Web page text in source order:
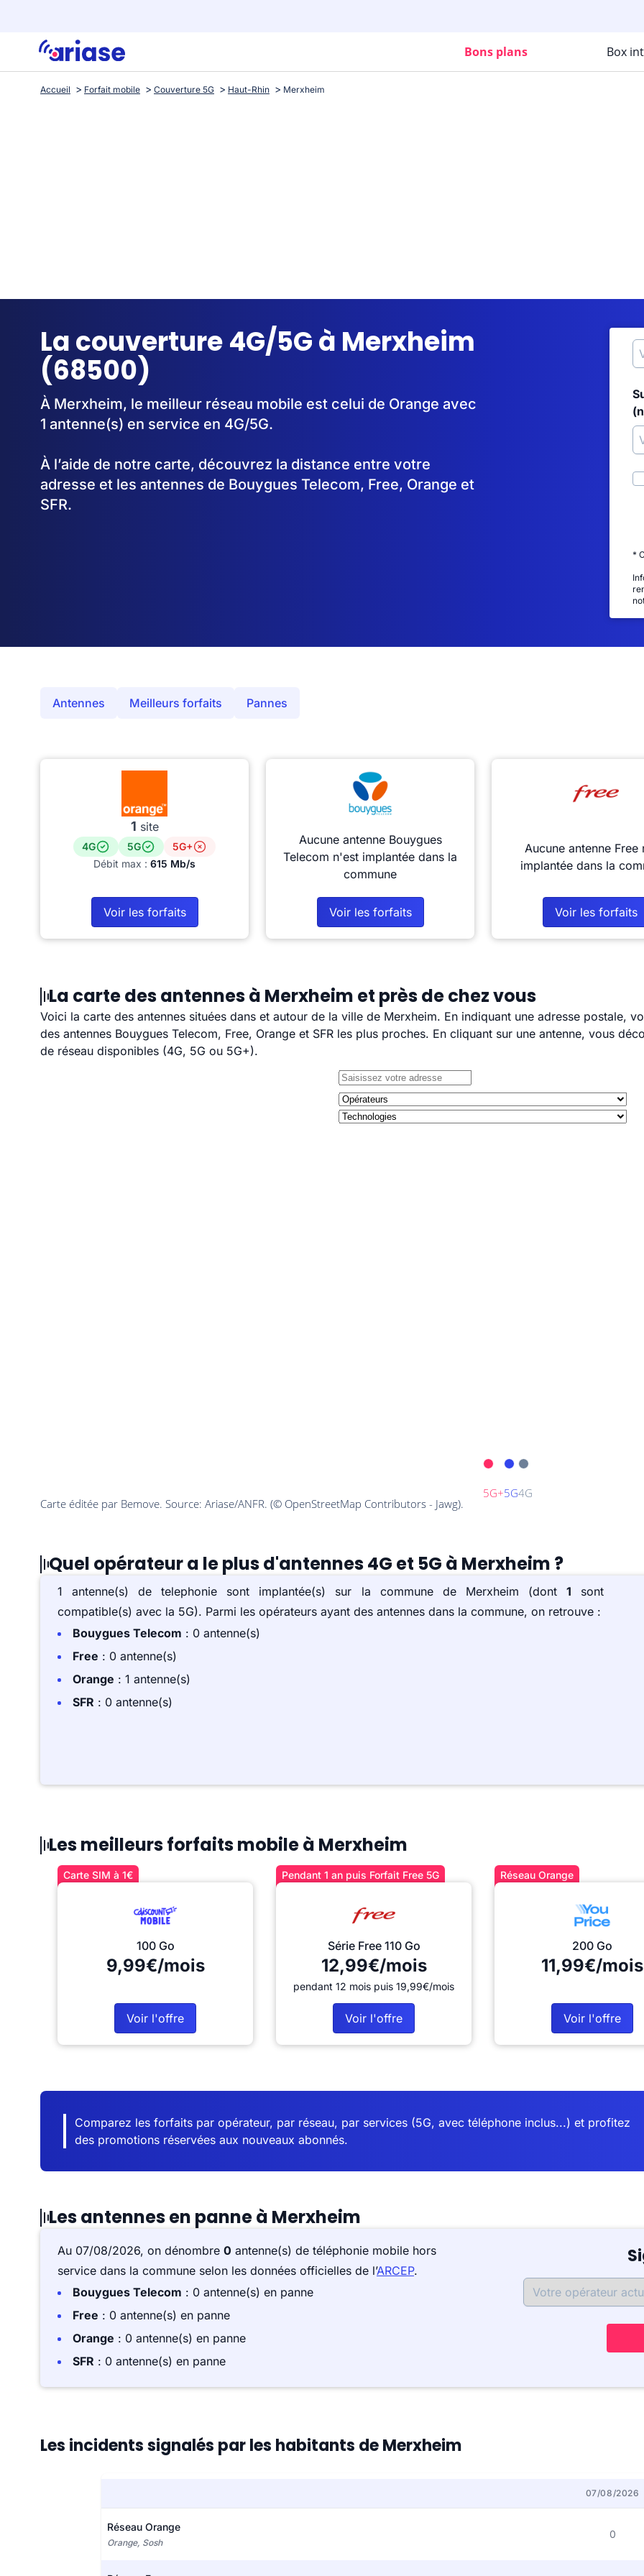
Bons plans Box
Accueil Forfait mobile Couverture 5G Haut-Rhin Merxheim
La couverture 4G/5G à Merxheim
(68500)
À Merxheim, le meilleur réseau mobile est celui de Orange avec
1 antenne(s) en service en 4G/5G.
À l’aide de notre carte, découvrez la distance entre votre
adresse et les antennes de Bouygues Telecom, Free, Orange et
SFR.
*
Antennes Meilleurs forfaits Pannes
1 site
4G 5G
5G+
Débit max : 615 Mb/s
Voir les forfaits
Aucune antenne Bouygues
Telecom n'est implantée dans la
commune
Voir les forfaits
Aucune antenne Free
implantée dans la
Voir les forfaits
La carte des antennes à Merxheim et près de chez vous
Voici la carte des antennes situées dans et autour de la ville de Merxheim. En indiquant une adresse postale,
des antennes Bouygues Telecom, Free, Orange et SFR les plus proches. En cliquant sur une antenne, vous
de réseau disponibles (4G, 5G ou 5G+).
Quel opérateur a le plus d'antennes 4G et 5G à Merxheim ?
1 antenne(s) de telephonie sont implantée(s) sur la commune de Merxheim (dont 1 sont
compatible(s) avec la 5G). Parmi les opérateurs ayant des antennes dans la commune, on retrouve :
Bouygues Telecom : 0 antenne(s)
Free : 0 antenne(s)
Orange : 1 antenne(s)
SFR : 0 antenne(s)
Les meilleurs forfaits mobile à Merxheim
Carte SIM à 1€
100 Go
9,99€/mois
Voir l'offre
Pendant 1 an puis Forfait Free 5G
Série Free 110 Go
12,99€/mois
pendant 12 mois puis 19,99€/mois
Voir l'offre
Réseau Orange
200 Go
11,99€/mois
Voir l'offre
Comparez les forfaits par opérateur, par réseau, par services (5G, avec téléphone inclus...) et profitez
des promotions réservées aux nouveaux abonnés.
Les antennes en panne à Merxheim
Au 07/08/2026, on dénombre 0 antenne(s) de téléphonie mobile hors
service dans la commune selon les données officielles de l’ARCEP.
Bouygues Telecom : 0 antenne(s) en panne
Free : 0 antenne(s) en panne
Orange : 0 antenne(s) en panne
SFR : 0 antenne(s) en panne
Les incidents signalés par les habitants de Merxheim
07/08/2026
Réseau Orange
Orange, Sosh
0